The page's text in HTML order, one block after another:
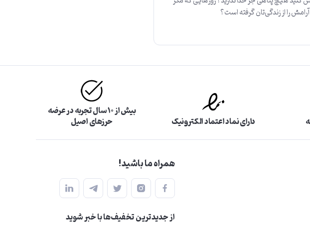
را از زندگی‌تان گرفته است؟
دارای نماد اعتماد الکترونیک
بیش از ۱۰ سال تجربه در عرضه
حرزهای اصیل
همراه ما باشید!
از جدید‌ترین تخفیف‌ها با‌ خبر شوید